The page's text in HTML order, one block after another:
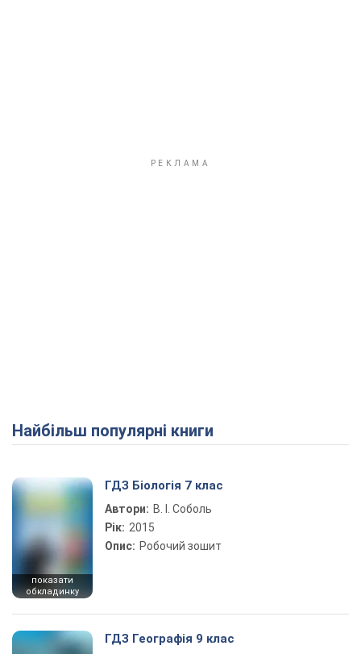
Найбільш популярні книги
показати
обкладинку
ГДЗ Біологія 7 клас
Автори: В. І. Соболь
Рік: 2015
Опис: Робочий зошит
ГДЗ Географія 9 клас